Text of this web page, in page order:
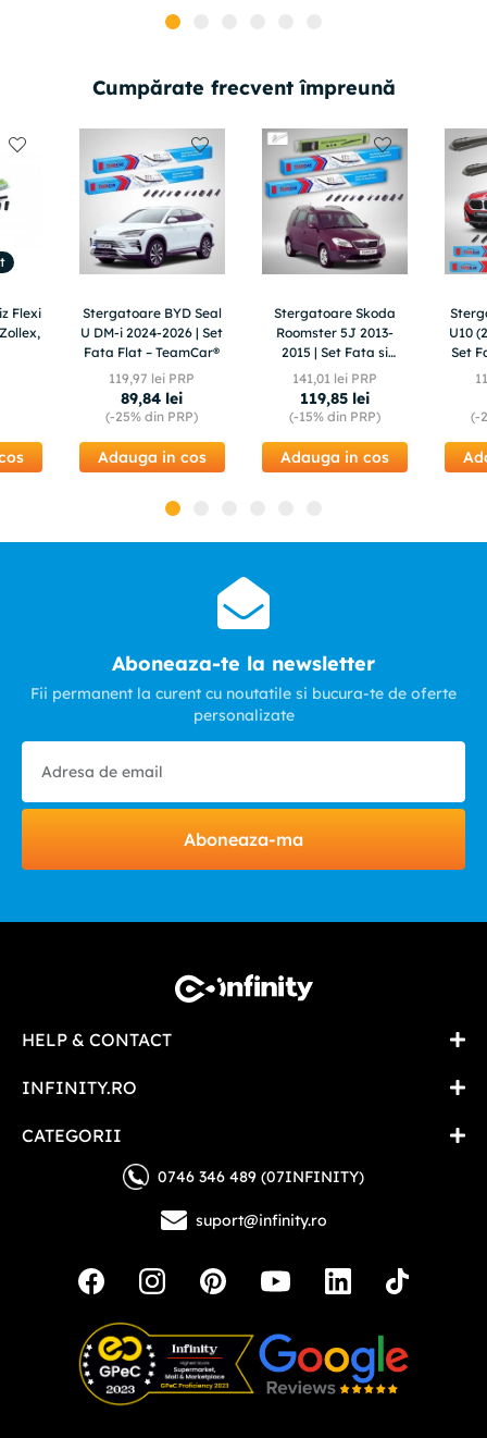
Cumpărate frecvent împreună
Flexi
Stergatoare BYD Seal
U DM-i 2024-2026 | Set
Fata Flat – TeamCar®
119,97 lei PRP
89,84 lei
(-25% din PRP)
Adauga in cos
Stergatoare Skoda
Roomster 5J 2013-
2015 | Set Fata si
Spate Flat – TeamCar®
141,01lei PRP
119,85 lei
(-15%din PRP)
Adauga in cos
U10
Set
(-
Aboneaza-te la newsletter
Fii permanent la curent cu noutatile si bucura-te de oferte
personalizate
Aboneaza-ma
HELP & CONTACT
INFINITY.RO
CATEGORII
0746 346 489 (07INFINITY)
suport@infinity.ro